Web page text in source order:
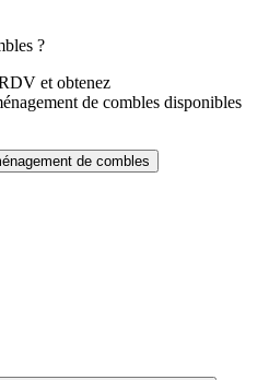
?
et obtenez
de combles disponibles
de combles